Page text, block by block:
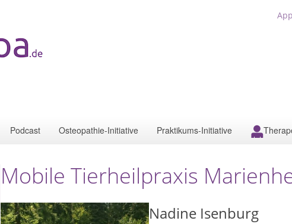
App
Podcast Osteopathie-Initiative Praktikums-Initiative
Mobile Tierheilpraxis
Nadine Isenburg